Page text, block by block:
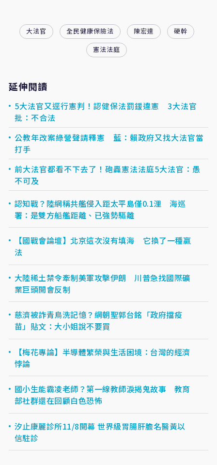
大法官 全民健康保險法 陳宏達
硬幹
憲法法庭
延伸閱讀
5大法官又逕行憲判！認健保法罰鍰違憲 3大法官
批：不合法
公教年改案綠營聲請釋憲 藍：賴政府又找大法官當
打手
前大法官都看不下去了！砲轟憲法法庭5大法官：愚
不可及
認知戰？陸網稱共艦侵入距太平島僅0.1浬 海巡
署：是雙方船艦距離、已強勢驅離
【國戰會論壇】北京這次沒有填海 它換了一種贏
法
大陸稀土禁令牽制美軍攻擊伊朗 川普急找國際礦
業巨頭開會反制
慈濟被詐青鳥洗記憶？網朝聖郭台銘「政府擋疫
苗」貼文：大小姐說不要買
【梅花專論】半導體繁榮與生活困境：台灣的經濟
悖論
國小生能霸凌老師？第一線教師淚揭鬼故事 教育
部社群還在回顧白色恐怖
汐止康麗診所11/8開幕 世界級胃腸肝膽名醫黃以
信駐診